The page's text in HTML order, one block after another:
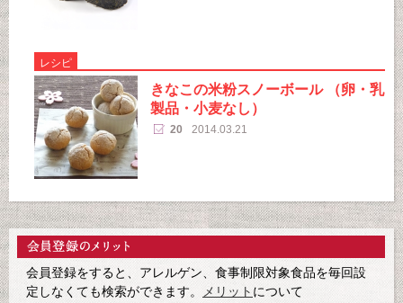
レシピ
きなこの米粉スノーボール （卵・乳
製品・小麦なし）
20 2014.03.21
会員登録をすると、アレルゲン、食事制限対象食品を毎回設
定しなくても検索ができます。
メリット について